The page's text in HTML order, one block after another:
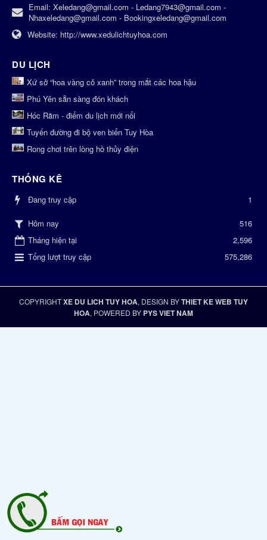
Email: Xeledang@gmail.com - Ledang7943@gmail.com -
Nhaxeledang@gmail.com - Bookingxeledang@gmail.com
Website: http://www.xedulichtuyhoa.com
DU LỊCH
Xứ sở “hoa vàng cỏ xanh” trong mắt các hoa hậu
Phú Yên sẵn sàng đón khách
Hóc Răm - điểm du lịch mới nổi
Tuyến đường đi bộ ven biển Tuy Hòa
Rong chơi trên lòng hồ thủy điện
THỐNG KÊ
Đang truy cập 1
Hôm nay
516
Tháng hiện tại
2,596
Tổng lượt truy cập
575,286
COPYRIGHTXE DU LICH TUY HOA, DESIGN BYTHIET KE WEB TUY
HOA, POWERED BY PYS VIET NAM